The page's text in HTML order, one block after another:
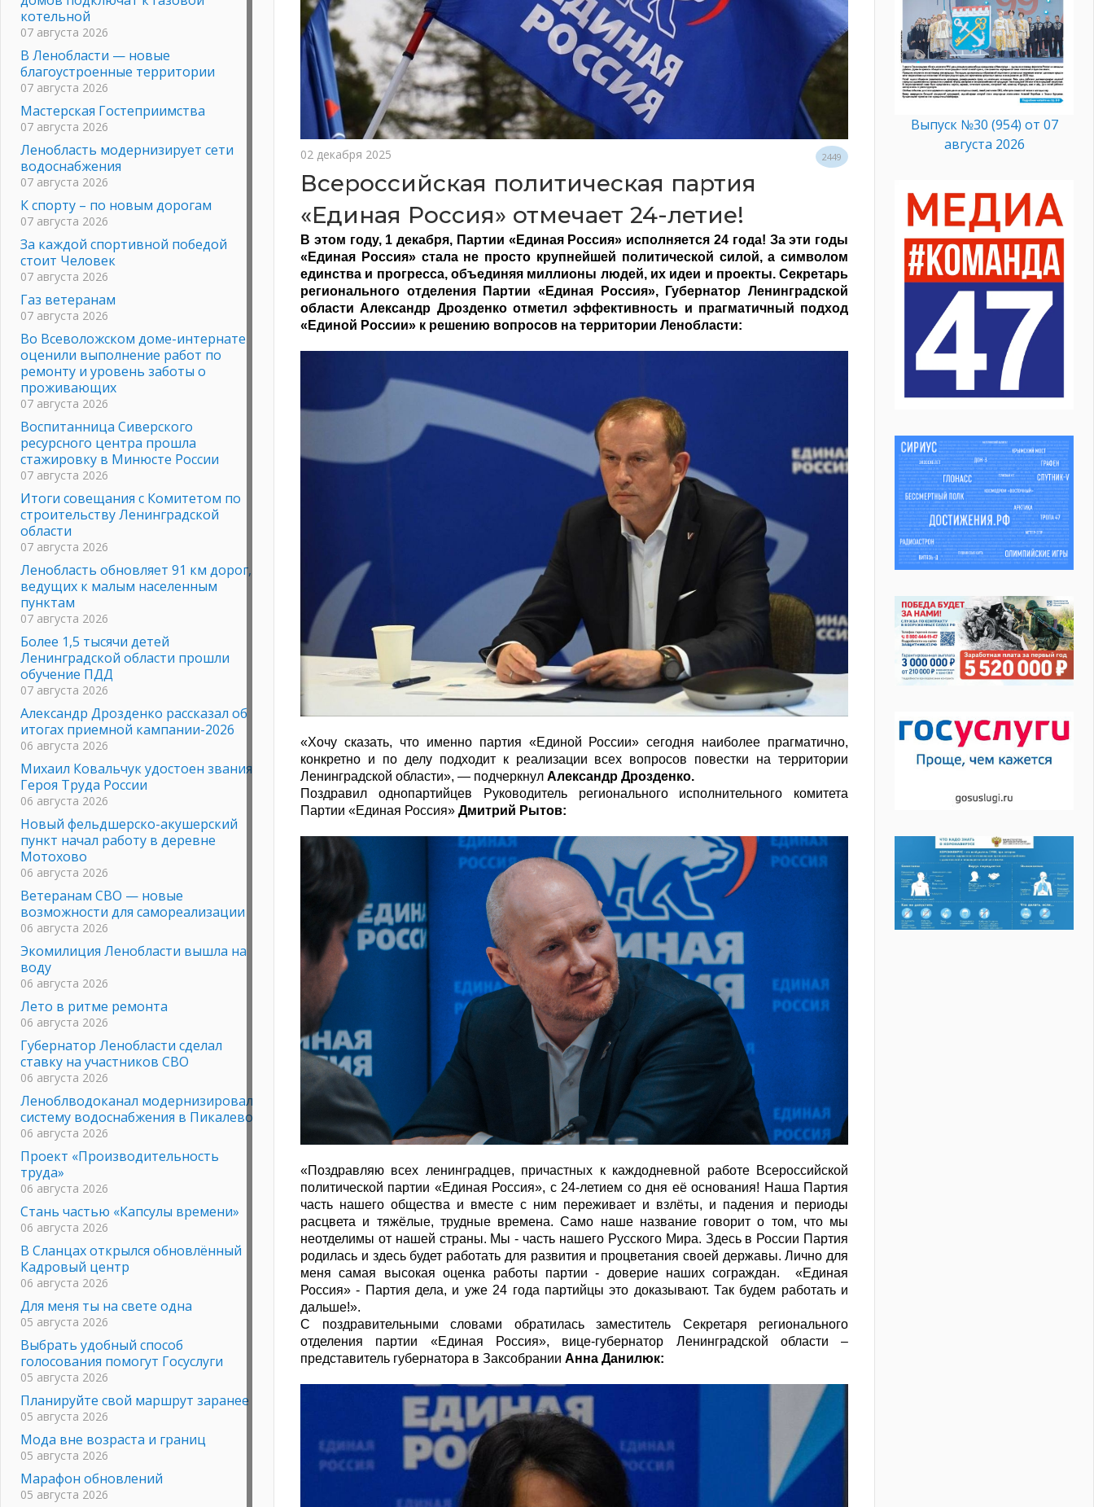
02 декабря 2025 2449
Всероссийская политическая партия
«Единая Россия» отмечает 24-летие!
В этом году, 1 декабря, Партии «Единая Россия» исполняется 24 года! За эти годы
«Единая Россия» стала не просто крупнейшей политической силой, а символом
единства и прогресса, объединяя миллионы людей, их идеи и проекты. Секретарь
регионального отделения Партии «Единая Россия», Губернатор Ленинградской
области Александр Дрозденко отметил эффективность и прагматичный подход
«Единой России» к решению вопросов на территории Ленобласти:
«Хочу сказать, что именно партия «Единой России» сегодня наиболее прагматично,
конкретно и по делу подходит к реализации всех вопросов повестки на территории
Ленинградской области», — подчеркнул Александр Дрозденко.
Поздравил однопартийцев Руководитель регионального исполнительного комитета
Партии «Единая Россия» Дмитрий Рытов:
«Поздравляю всех ленинградцев, причастных к каждодневной работе Всероссийской
политической партии «Единая Россия», с 24-летием со дня её основания! Наша Партия
часть нашего общества и вместе с ним переживает и взлёты, и падения и периоды
расцвета и тяжёлые, трудные времена. Само наше название говорит о том, что мы
неотделимы от нашей страны. Мы - часть нашего Русского Мира. Здесь в России Партия
родилась и здесь будет работать для развития и процветания своей державы. Лично для
меня самая высокая оценка работы партии - доверие наших сограждан. «Единая
Россия» - Партия дела, и уже 24 года партийцы это доказывают. Так будем работать и
дальше!».
С поздравительными словами обратилась заместитель Секретаря регионального
отделения партии «Единая Россия», вице-губернатор Ленинградской области –
представитель губернатора в Заксобрании Анна Данилюк:
котельной
07 августа 2026
В Ленобласти — новые
благоустроенные территории
07 августа 2026
Мастерская Гостеприимства
07 августа 2026
Ленобласть модернизирует сети
водоснабжения
07 августа 2026
К спорту – по новым дорогам
07 августа 2026
За каждой спортивной победой
стоит Человек
07 августа 2026
Газ ветеранам
07 августа 2026
Во Всеволожском доме-интернате
оценили выполнение работ по
ремонту и уровень заботы о
проживающих
07 августа 2026
Воспитанница Сиверского
ресурсного центра прошла
стажировку в Минюсте России
07 августа 2026
Итоги совещания с Комитетом по
строительству Ленинградской
области
07 августа 2026
Ленобласть обновляет 91 км дорог,
ведущих к малым населенным
пунктам
07 августа 2026
Более 1,5 тысячи детей
Ленинградской области прошли
обучение ПДД
07 августа 2026
Александр Дрозденко рассказал об
итогах приемной кампании-2026
06 августа 2026
Михаил Ковальчук удостоен звания
Героя Труда России
06 августа 2026
Новый фельдшерско-акушерский
пункт начал работу в деревне
Мотохово
06 августа 2026
Ветеранам СВО — новые
возможности для самореализации
06 августа 2026
Экомилиция Ленобласти вышла на
воду
06 августа 2026
Лето в ритме ремонта
06 августа 2026
Губернатор Ленобласти сделал
ставку на участников СВО
06 августа 2026
Леноблводоканал модернизировал
систему водоснабжения в Пикалево
06 августа 2026
Проект «Производительность
труда»
06 августа 2026
Стань частью «Капсулы времени»
06 августа 2026
В Сланцах открылся обновлённый
Кадровый центр
06 августа 2026
Для меня ты на свете одна
05 августа 2026
Выбрать удобный способ
голосования помогут Госуслуги
05 августа 2026
Планируйте свой маршрут заранее
05 августа 2026
Мода вне возраста и границ
05 августа 2026
Марафон обновлений
05 августа 2026
Выпуск №30 (954) от 07
августа 2026